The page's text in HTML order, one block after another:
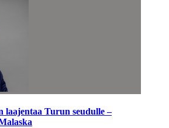
laajentaa Turun seudulle –